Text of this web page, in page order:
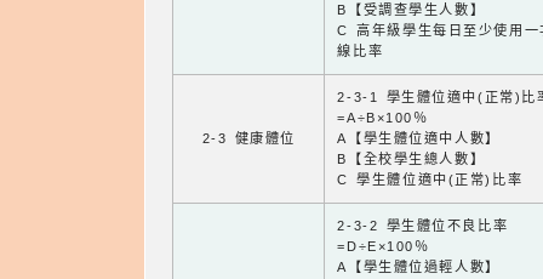
B【受調查學生人數】
C 高年級學生每日至少使用一
線比率
2-3 健康體位
2-3-1 學生體位適中(正常)比
=A÷B×100％
A【學生體位適中人數】
B【全校學生總人數】
C 學生體位適中(正常)比率
2-3-2 學生體位不良比率
=D÷E×100％
A【學生體位過輕人數】